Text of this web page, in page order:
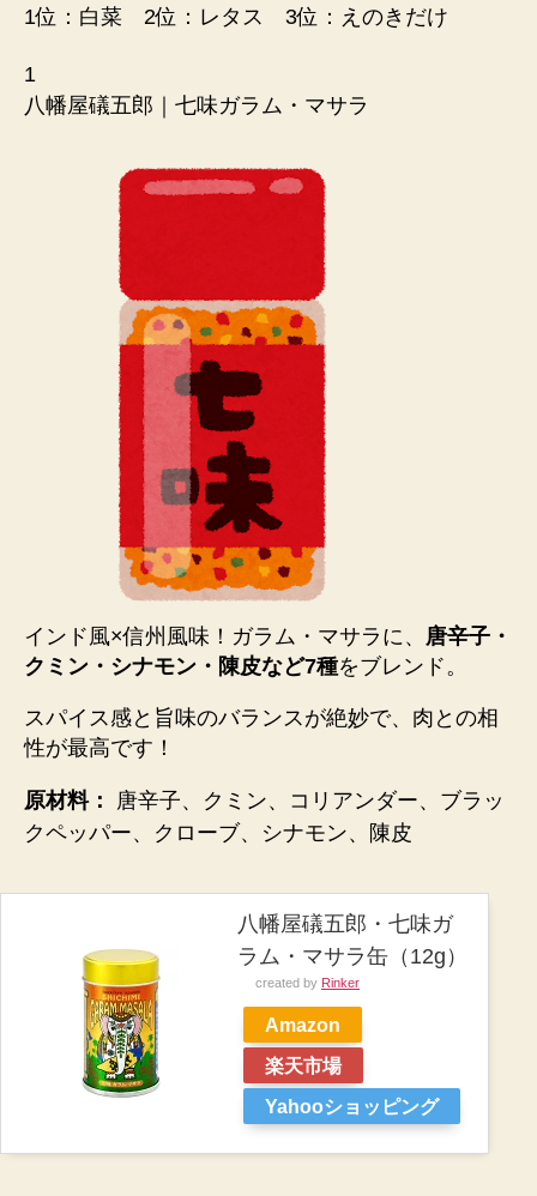
1位：白菜 2位：レタス 3位：えのきだけ
1
八幡屋礒五郎｜七味ガラム・マサラ
インド風×信州風味！ガラム・マサラに、 唐辛子・
クミン・シナモン・陳皮など7種をブレンド。
スパイス感と旨味のバランスが絶妙で、肉との相
性が最高です！
原材料：
唐辛子、クミン、コリアンダー、ブラッ
クペッパー、クローブ、シナモン、陳皮
八幡屋礒五郎・七味ガ
ラム・マサラ缶（12g）
created by Rinker
Amazon
楽天市場
Yahooショッピング